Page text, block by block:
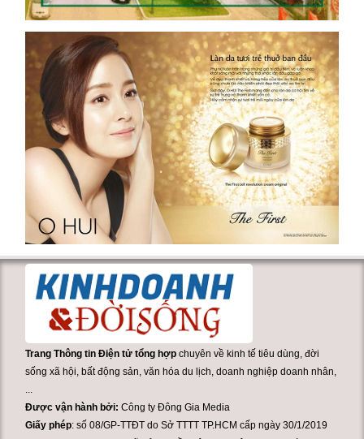
Trang Thông tin Điện tử tổng hợp chuyên về kinh tế tiêu dùng, đời
sống xã hội, bất động sản, văn hóa du lịch, doanh nghiệp doanh nhân,
Được vận hành bởi:Công ty Đông Gia Media
Giấy phép: số 08/GP-TTĐT do Sở TTTT TP.HCM cấp ngày 30/1/2019